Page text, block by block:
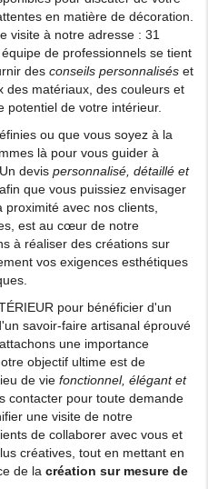
en matière de décoration.
visite à notre adresse : 31
de professionnels se tient
des conseils personnalisés et
des matériaux, des couleurs et
potentiel de votre intérieur.
ou que vous soyez à la
là pour vous guider à
devis personnalisé, détaillé et
que vous puissiez envisager
avec nos clients,
est au cœur de notre
à réaliser des créations sur
vos exigences esthétiques
pour bénéficier d'un
savoir-faire artisanal éprouvé
une importance
objectif ultime est de
de vie fonctionnel, élégant et
contacter pour toute demande
une visite de notre
de collaborer avec vous et
créatives, tout en mettant en
de la création sur mesure de